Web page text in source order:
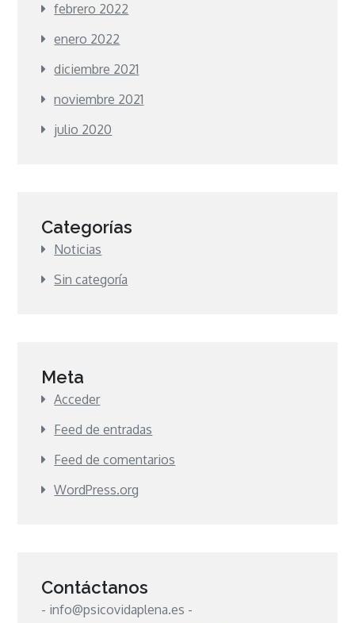
febrero 2022
enero 2022
diciembre 2021
noviembre 2021
julio 2020
Categorías
Noticias
Sin categoría
Meta
Acceder
Feed de entradas
Feed de comentarios
WordPress.org
Contáctanos
- info@psicovidaplena.es -